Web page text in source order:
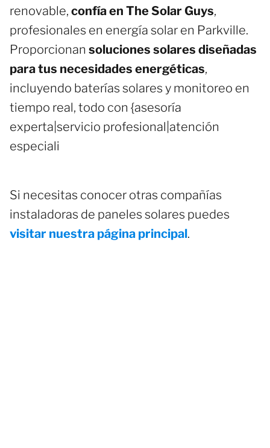
renovable, confía en The Solar Guys,
profesionales en energía solar en Parkville.
Proporcionan soluciones solares diseñadas
para tus necesidades energéticas,
incluyendo baterías solares y monitoreo en
tiempo real, todo con {asesoría
experta|servicio profesional|atención
especiali
Si necesitas conocer otras compañías
instaladoras de paneles solares puedes
visitar nuestra página principal.